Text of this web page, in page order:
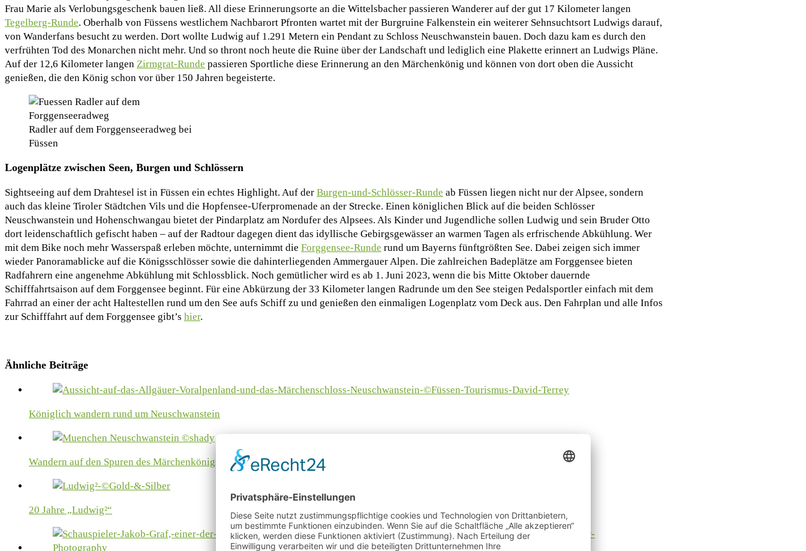
Frau Marie als Verlobungsgeschenk bauen ließ. All diese Erinnerungsorte an die Wittelsbacher passieren Wanderer auf der gut 17 Kilometer langen
Tegelberg-Runde. Oberhalb von Füssens westlichem Nachbarort Pfronten wartet mit der Burgruine Falkenstein ein weiterer Sehnsuchtsort Ludwigs darauf,
von Wanderfans besucht zu werden. Dort wollte Ludwig auf 1.291 Metern ein Pendant zu Schloss Neuschwanstein bauen. Doch dazu kam es durch den
verfrühten Tod des Monarchen nicht mehr. Und so thront noch heute die Ruine über der Landschaft und lediglich eine Plakette erinnert an Ludwigs Pläne.
Auf der 12,6 Kilometer langen Zirmgrat-Runde passieren Sportliche diese Erinnerung an den Märchenkönig und können von dort oben die Aussicht
genießen, die den König schon vor über 150 Jahren begeisterte.
Radler auf dem Forggenseeradweg bei
Füssen
Logenplätze zwischen Seen, Burgen und Schlössern
Sightseeing auf dem Drahtesel ist in Füssen ein echtes Highlight. Auf der Burgen-und-Schlösser-Runde ab Füssen liegen nicht nur der Alpsee, sondern
auch das kleine Tiroler Städtchen Vils und die Hopfensee-Uferpromenade an der Strecke. Einen königlichen Blick auf die beiden Schlösser
Neuschwanstein und Hohenschwangau bietet der Pindarplatz am Nordufer des Alpsees. Als Kinder und Jugendliche sollen Ludwig und sein Bruder Otto
dort leidenschaftlich gefischt haben – auf der Radtour dagegen dient das idyllische Gebirgsgewässer an warmen Tagen als erfrischende Abkühlung. Wer
mit dem Bike noch mehr Wasserspaß erleben möchte, unternimmt die Forggensee-Runde rund um Bayerns fünftgrößten See. Dabei zeigen sich immer
wieder Panoramablicke auf die Königsschlösser sowie die dahinterliegenden Ammergauer Alpen. Die zahlreichen Badeplätze am Forggensee bieten
Radfahrern eine angenehme Abkühlung mit Schlossblick. Noch gemütlicher wird es ab 1. Juni 2023, wenn die bis Mitte Oktober dauernde
Schifffahrtsaison auf dem Forggensee beginnt. Für eine Abkürzung der 33 Kilometer langen Radrunde um den See steigen Pedalsportler einfach mit dem
Fahrrad an einer der acht Haltestellen rund um den See aufs Schiff zu und genießen den einmaligen Logenplatz vom Deck aus. Den Fahrplan und alle Infos
zur Schifffahrt auf dem Forggensee gibt’s hier.
Ähnliche Beiträge
Königlich wandern rund um Neuschwanstein
Wandern auf den Spuren des Märchenkönigs
20 Jahre „Ludwig²“